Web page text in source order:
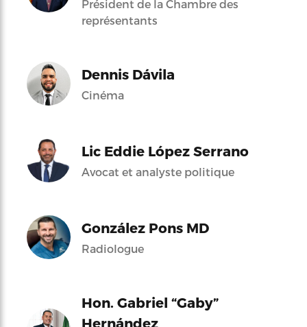
Président de la Chambre des
représentants
Dennis Dávila
Cinéma
Lic Eddie López Serrano
Avocat et analyste politique
González Pons MD
Radiologue
Hon. Gabriel “Gaby”
Hernández